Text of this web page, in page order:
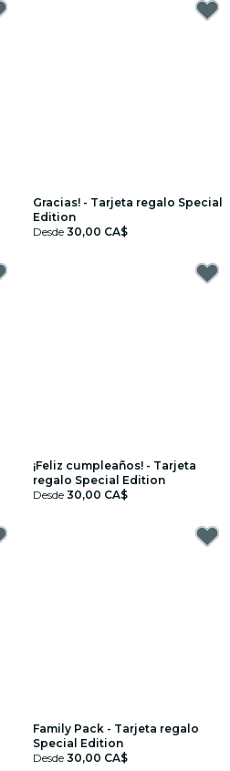
Gracias! - Tarjeta regalo Special
Edition
Desde 30,00 CA$
¡Feliz cumpleaños! - Tarjeta
regalo Special Edition
Desde 30,00 CA$
Family Pack - Tarjeta regalo
Special Edition
Desde 30,00 CA$